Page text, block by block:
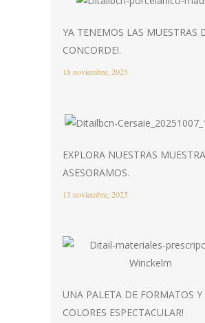
YA TENEMOS LAS MUESTRAS
CONCORDE!.
18 noviembre, 2025
EXPLORA NUESTRAS
ASESORAMOS.
13 noviembre, 2025
UNA PALETA DE FORMATOS Y
COLORES ESPECTACULAR!